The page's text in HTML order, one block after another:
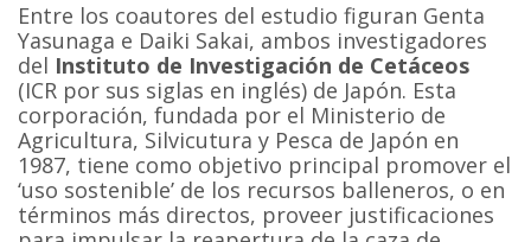
Entre los coautores del estudio figuran Genta
Yasunaga e Daiki Sakai, ambos investigadores
del Instituto de Investigación de Cetáceos
(ICR por sus siglas en inglés) de Japón. Esta
corporación, fundada por el Ministerio de
Agricultura, Silvicutura y Pesca de Japón en
1987, tiene como objetivo principal promover el
‘uso sostenible’ de los recursos balleneros, o en
términos más directos, proveer justificaciones